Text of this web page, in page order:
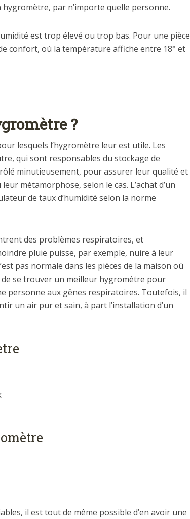
par n’importe quelle personne.
est trop élevé ou trop bas. Pour une pièce
confort, où la température affiche entre 18° et
?
lesquels l’hygromètre leur est utile. Les
qui sont responsables du stockage de
minutieusement, pour assurer leur qualité et
métamorphose, selon le cas. L’achat d’un
de taux d’humidité selon la norme
des problèmes respiratoires, et
pluie puisse, par exemple, nuire à leur
pas normale dans les pièces de la maison où
se trouver un meilleur hygromètre pour
personne aux gênes respiratoires. Toutefois, il
un air pur et sain, à part l’installation d’un
il est tout de même possible d’en avoir une